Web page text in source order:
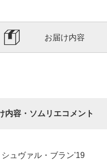
お届け内容
内容・ソムリエコメント
ュヴァル・ブラン'19